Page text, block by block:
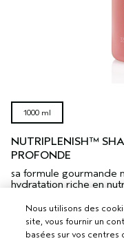
1000 ml
NUTRIPLENISH™
PROFONDE
sa formule gourmande
hydratation riche en
€128.00
Nous utilisons des
site, vous fournir un
basées sur vos